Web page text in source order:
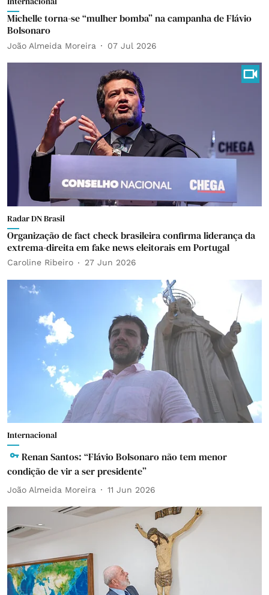
Michelle torna-se “mulher bomba” na campanha de Flávio
Bolsonaro
João Almeida Moreira 07 Jul 2026
Radar DN Brasil
Organização de fact check brasileira confirma liderança da
extrema-direita em fake news eleitorais em Portugal
Caroline Ribeiro 27 Jun 2026
Internacional
Renan Santos: “Flávio Bolsonaro não tem menor
condição de vir a ser presidente”
João Almeida Moreira 11 Jun 2026